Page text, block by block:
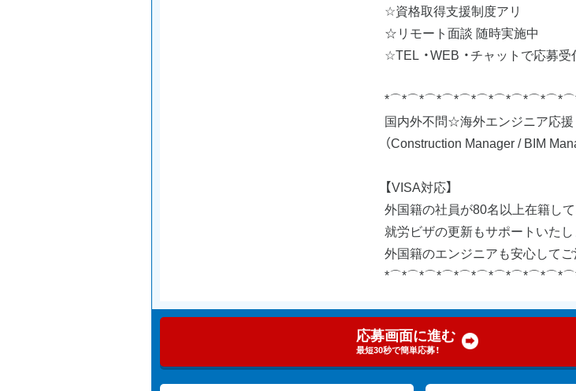
☆資格取得支援制度アリ
☆リモート面談 随時実施中
☆TEL ・WEB ・チャットで応募受
国内外不問☆海外エンジニア応援
（Construction Manager / BIM
【VISA対応】
外国籍の社員が80名以上在籍して
就労ビザの更新もサポートいたし
外国籍のエンジニアも安心してご
応募画面に進む
最短30秒で簡単応募！